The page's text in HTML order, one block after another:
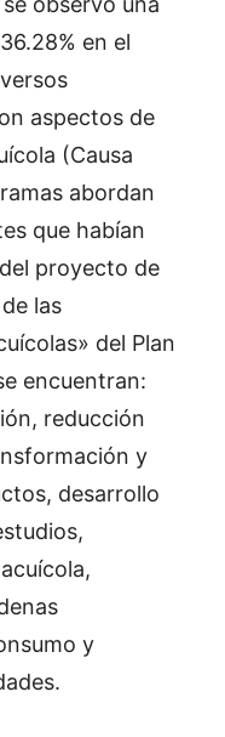
en el
aspectos de
(Causa
abordan
que habían
proyecto de
las
del Plan
encuentran:
reducción
y
desarrollo
y